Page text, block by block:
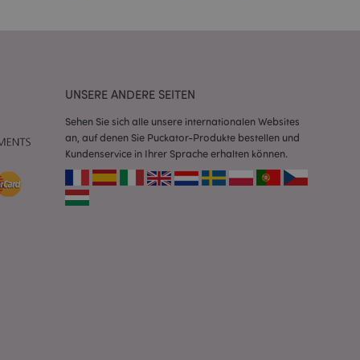
UNSERE ANDERE SEITEN
Sehen Sie sich alle unsere internationalen Websites
an, auf denen Sie Puckator-Produkte bestellen und
Kundenservice in Ihrer Sprache erhalten können.
sein.
des
zwischen den
angezeigt
Die Nachricht
sie dem
des
das Cookie von
wird, bereinigt